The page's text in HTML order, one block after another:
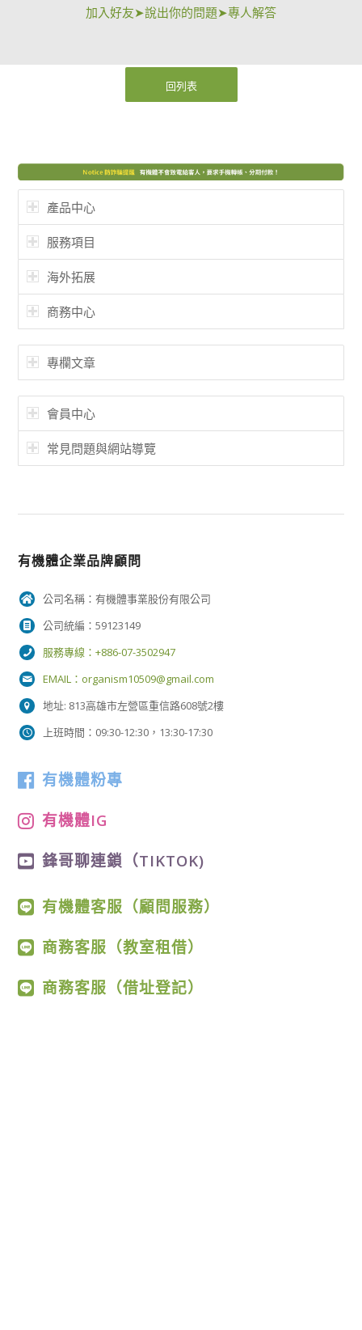
加入好友➤說出你的問題➤專人解答
回列表
產品中心
服務項目
海外拓展
商務中心
專欄文章
會員中心
常見問題與網站導覽
有機體企業品牌顧問
公司名稱：有機體事業股份有限公司
公司統編：59123149
服務專線：+886-07-3502947
EMAIL： organism10509@gmail.com
地址: 813高雄市左營區重信路608號2樓
上班時間：09:30-12:30，13:30-17:30
有機體粉專
有機體IG
鋒哥聊連鎖（TIKTOK)
有機體客服（顧問服務）
商務客服（教室租借）
商務客服（借址登記）